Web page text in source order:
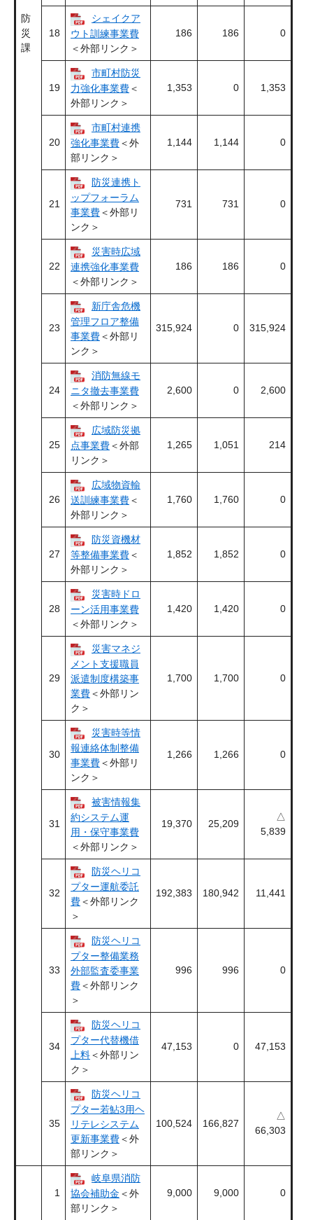
防
災
課
18
シェイクア
ウト訓練事業費
＜外部リンク＞
186 186 0
19
市町村防災
力強化事業費＜
外部リンク＞
1,353 0 1,353
20
市町村連携
強化事業費＜外
部リンク＞
1,144 1,144 0
21
防災連携ト
ップフォーラム
事業費＜外部リ
ンク＞
731 731 0
22
災害時広域
連携強化事業費
＜外部リンク＞
186 186 0
23
新庁舎危機
管理フロア整備
事業費＜外部リ
ンク＞
315,924 0 315,924
24
消防無線モ
ニタ撤去事業費
＜外部リンク＞
2,600 0 2,600
25
広域防災拠
点事業費＜外部
リンク＞
1,265 1,051 214
26
広域物資輸
送訓練事業費＜
外部リンク＞
1,760 1,760 0
27
防災資機材
等整備事業費＜
外部リンク＞
1,852 1,852 0
28
災害時ドロ
ーン活用事業費
＜外部リンク＞
1,420 1,420 0
29
災害マネジ
メント支援職員
派遣制度構築事
業費＜外部リン
ク＞
1,700 1,700 0
30
災害時等情
報連絡体制整備
事業費＜外部リ
ンク＞
1,266 1,266 0
31
被害情報集
約システム運
用・保守事業費
＜外部リンク＞
19,370 25,209
△
5,839
32
防災ヘリコ
プター運航委託
費＜外部リンク
＞
192,383 180,942 11,441
33
防災ヘリコ
プター整備業務
外部監査委事業
費＜外部リンク
＞
996 996 0
34
防災ヘリコ
プター代替機借
上料＜外部リン
ク＞
47,153 0 47,153
35
防災ヘリコ
プター若鮎3用ヘ
リテレシステム
更新事業費＜外
部リンク＞
100,524 166,827
△
66,303
1
岐阜県消防
協会補助金 ＜外
部リンク＞
9,000 9,000 0